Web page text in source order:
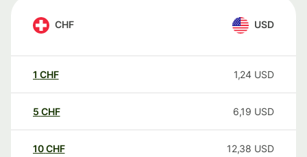
CHF USD
1 CHF 1,24 USD
5 CHF 6,19 USD
10CHF 12,38 USD